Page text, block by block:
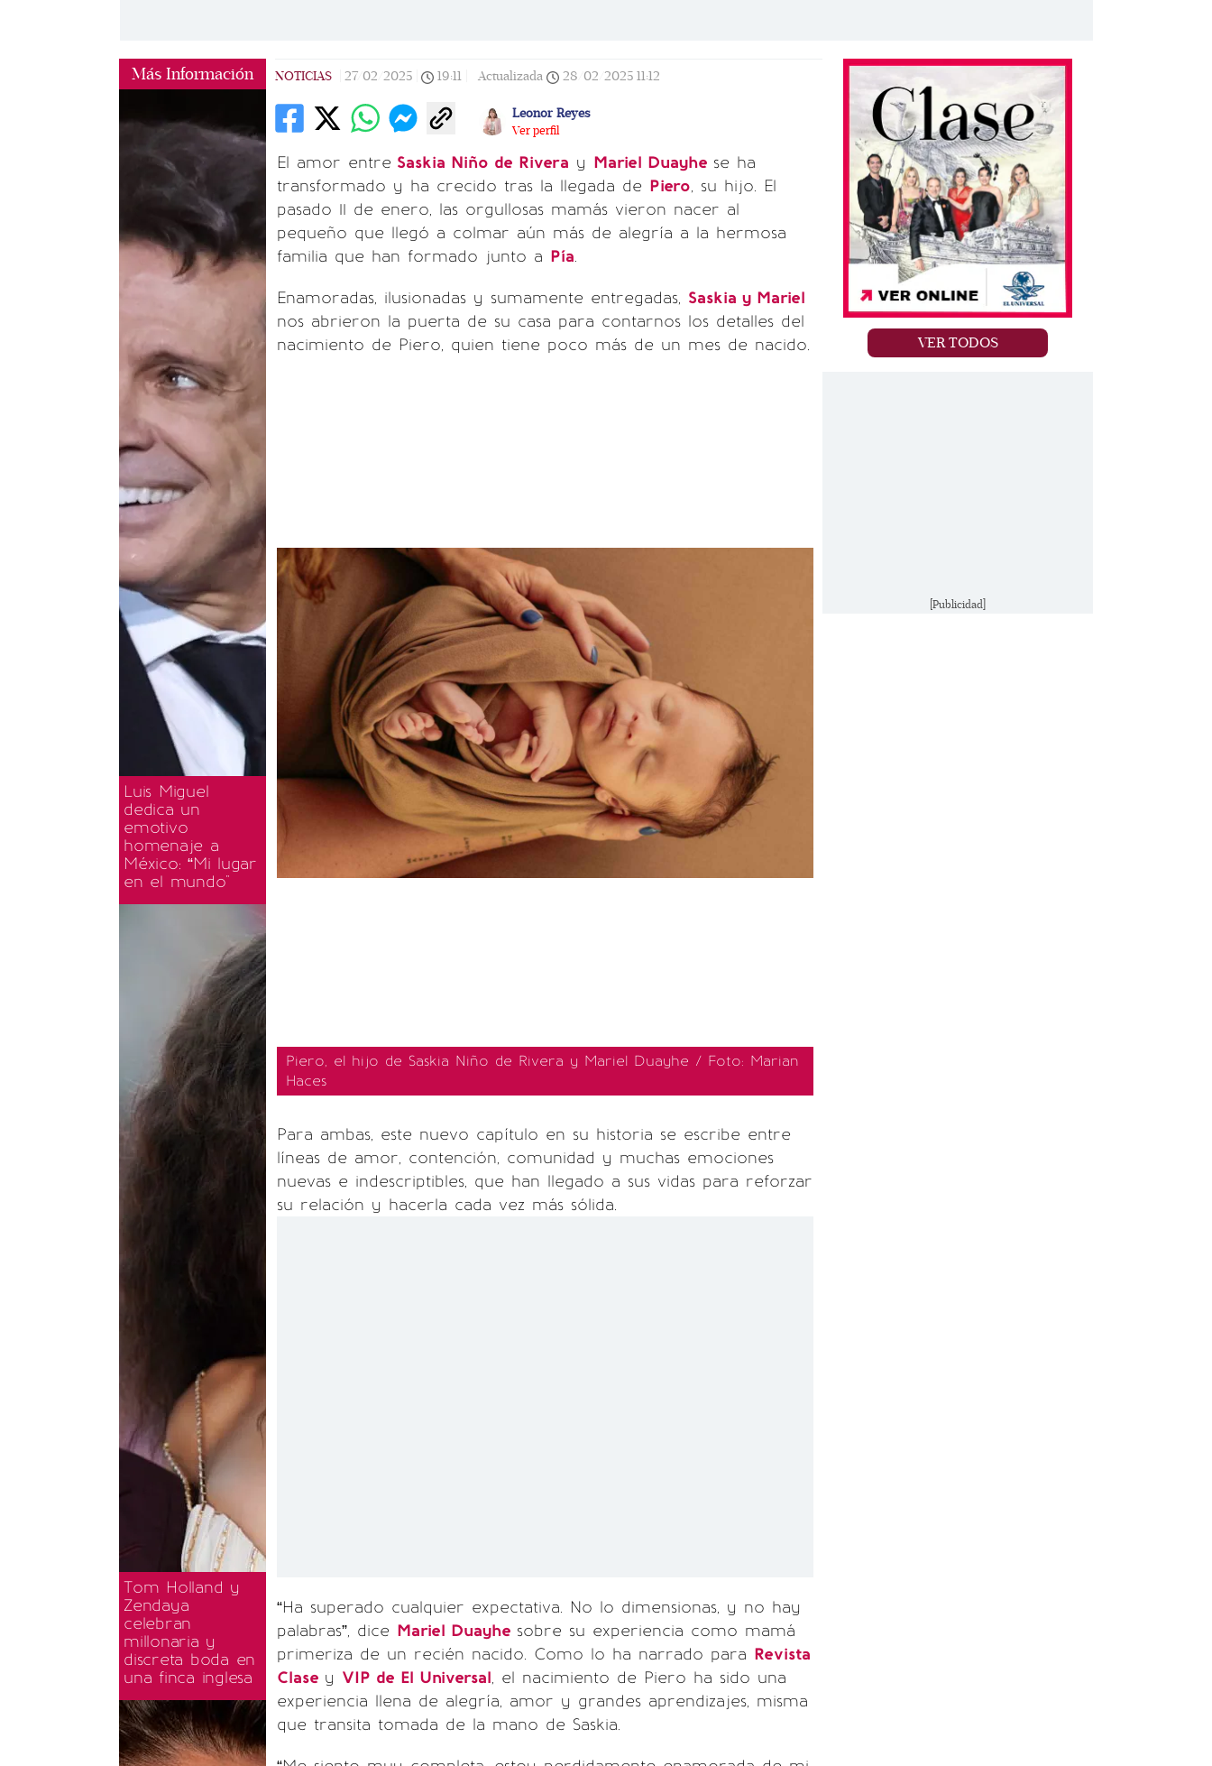
Más Información
Luis Miguel
dedica un
emotivo
homenaje a
México: “Mi lugar
en el mundo"
Tom Holland y
Zendaya
celebran
millonaria y
discreta boda en
una finca inglesa
NOTICIAS 27/02/2025 19:11 Actualizada 28/02/2025 11:12
Leonor Reyes
Ver perfil
El amor entre Saskia Niño de Rivera y Mariel Duayhe se ha
transformado y ha crecido tras la llegada de Piero, su hijo. El
pasado 11 de enero, las orgullosas mamás vieron nacer al
pequeño que llegó a colmar aún más de alegría a la hermosa
familia que han formado junto a Pía.
Enamoradas, ilusionadas y sumamente entregadas, Saskia y Mariel
nos abrieron la puerta de su casa para contarnos los detalles del
nacimiento de Piero, quien tiene poco más de un mes de nacido.
Piero, el hijo de Saskia Niño de Rivera y Mariel Duayhe / Foto: Marian
Haces
Para ambas, este nuevo capítulo en su historia se escribe entre
líneas de amor, contención, comunidad y muchas emociones
nuevas e indescriptibles, que han llegado a sus vidas para reforzar
su relación y hacerla cada vez más sólida.
“Ha superado cualquier expectativa. No lo dimensionas, y no hay
palabras”, dice Mariel Duayhe sobre su experiencia como mamá
primeriza de un recién nacido. Como lo ha narrado para Revista
Clase y VIP de El Universal, el nacimiento de Piero ha sido una
experiencia llena de alegría, amor y grandes aprendizajes, misma
que transita tomada de la mano de Saskia.
VER TODOS
[Publicidad]